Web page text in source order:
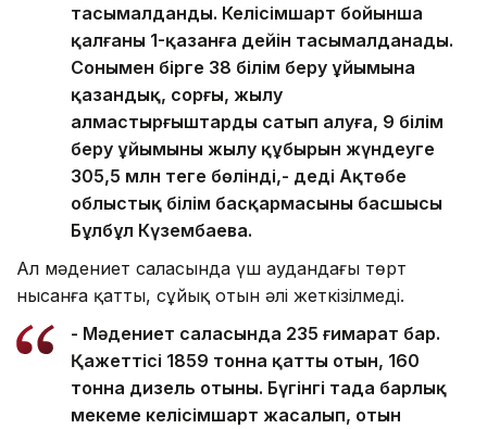
тасымалданды. Келісімшарт бойынша
қалғаны 1-қазанға дейін тасымалданады.
Сонымен бірге 38 білім беру ұйымына
қазандық, сорғы, жылу
алмастырғыштарды сатып алуға, 9 білім
беру ұйымының жылу құбырын жүндеуге
305,5 млн теңге бөлінді,- деді Ақтөбе
облыстық білім басқармасының басшысы
Бұлбұл Күзембаева.
Ал мәдениет саласында үш аудандағы төрт
нысанға қатты, сұйық отын әлі жеткізілмеді.
- Мәдениет саласында 235 ғимарат бар.
Қажеттісі 1859 тонна қатты отын, 160
тонна дизель отыны. Бүгінгі таңда барлық
мекеме келісімшарт жасалып, отын